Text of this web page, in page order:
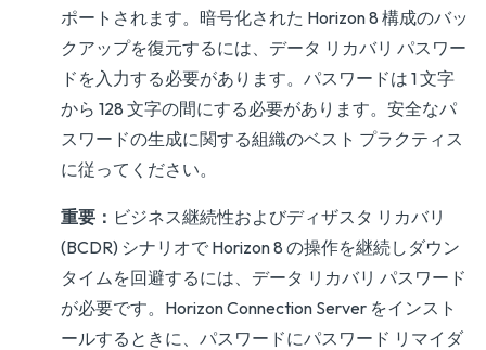
ポートされます。暗号化された Horizon 8 構成のバッ
クアップを復元するには、データ リカバリ パスワー
ドを入力する必要があります。パスワードは 1 文字
から 128 文字の間にする必要があります。安全なパ
スワードの生成に関する組織のベスト プラクティス
に従ってください。
重要： ビジネス継続性およびディザスタ リカバリ
(BCDR) シナリオで Horizon 8 の操作を継続しダウン
タイムを回避するには、データ リカバリ パスワード
が必要です。Horizon Connection Server をインスト
ールするときに、パスワードにパスワード リマイダ